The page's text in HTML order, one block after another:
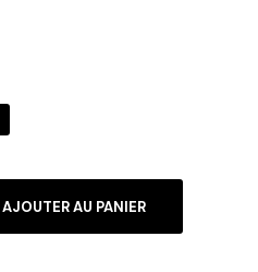
AJOUTER AU PANIER